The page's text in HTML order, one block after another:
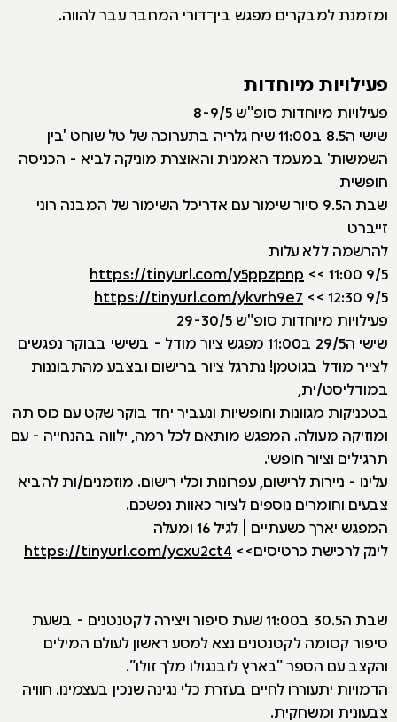
ומזמנת למבקרים מפגש בין־דורי המחבר עבר להווה.
פעילויות מיוחדות
פעילויות מיוחדות סופ"ש 8-9/5
שישי ה8.5 ב11:00 שיח גלריה בתערוכה של טל שוחט 'בין
השמשות' במעמד האמנית והאוצרת מוניקה לביא - הכניסה
חופשית
שבת ה9.5 סיור שימור עם אדריכל השימור של המבנה רוני
זייברט
להרשמה ללא עלות
9/5 11:00 >>
https://tinyurl.com/y5ppzpnp
9/5 12:30 >>
https://tinyurl.com/ykvrh9e7
פעילויות מיוחדות סופ"ש 29-30/5
שישי ה29/5 ב11:00 מפגש ציור מודל - בשישי בבוקר נפגשים
לצייר מודל בגוטמן! נתרגל ציור ברישום ובצבע מהתבוננות
במודליסט/ית,
בטכניקות מגוונות וחופשיות ונעביר יחד בוקר שקט עם כוס תה
ומוזיקה מעולה. המפגש מותאם לכל רמה, ילווה בהנחייה - עם
תרגילים וציור חופשי.
עלינו - ניירות לרישום, עפרונות וכלי רישום. מוזמנים/ות להביא
צבעים וחומרים נוספים לציור כאוות נפשכם.
המפגש יארך כשעתיים | לגיל 16 ומעלה
לינק לרכישת כרטיסים>> https://tinyurl.com/ycxu2ct4
שבת ה30.5 ב11:00 שעת סיפור ויצירה לקטנטנים - בשעת
סיפור קסומה לקטנטנים נצא למסע ראשון לעולם המילים
והקצב עם הספר "בארץ לובנגולו מלך זולו”.
הדמויות יתעוררו לחיים בעזרת כלי נגינה שנכין בעצמינו. חוויה
צבעונית ומשחקית.